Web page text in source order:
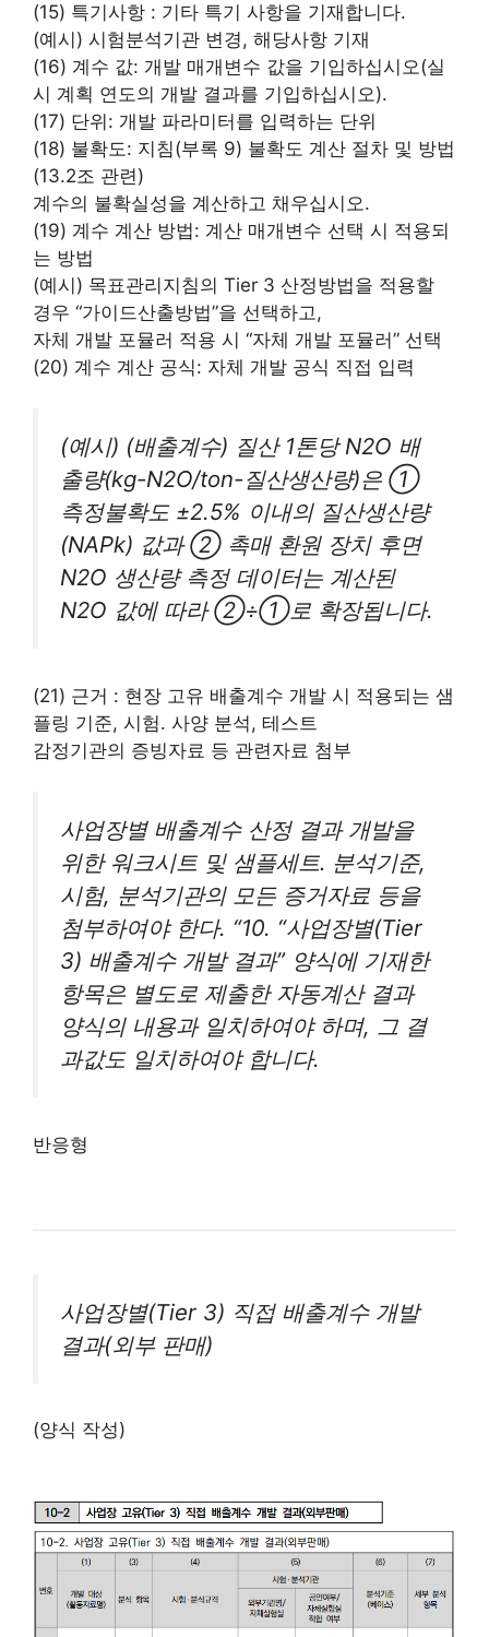
(15) 특기사항 : 기타 특기 사항을 기재합니다.
(예시) 시험분석기관 변경, 해당사항 기재
(16) 계수 값: 개발 매개변수 값을 기입하십시오(실
시 계획 ​​연도의 개발 결과를 기입하십시오).
(17) 단위: 개발 파라미터를 입력하는 단위
(18) 불확도: 지침(부록 9) 불확도 계산 절차 및 방법
(13.2조 관련)
계수의 불확실성을 계산하고 채우십시오.
(19) 계수 계산 방법: 계산 매개변수 선택 시 적용되
는 방법
(예시) 목표관리지침의 Tier 3 산정방법을 적용할
경우 “가이드산출방법”을 선택하고,
자체 개발 포뮬러 적용 시 “자체 개발 포뮬러” 선택
(20) 계수 계산 공식: 자체 개발 공식 직접 입력
(예시) (배출계수) 질산 1톤당 N2O 배
출량(kg-N2O/ton-질산생산량)은 ①
측정불확도 ±2.5% 이내의 질산생산량
(NAPk) 값과 ② 촉매 환원 장치 후면
N2O 생산량 측정 데이터는 계산된
N2O 값에 따라 ②÷①로 확장됩니다.
(21) 근거 : 현장 고유 배출계수 개발 시 적용되는 샘
플링 기준, 시험․ 사양 분석, 테스트
감정기관의 증빙자료 등 관련자료 첨부
사업장별 배출계수 산정 결과 개발을
위한 워크시트 및 샘플세트․ 분석기준,
시험, 분석기관의 모든 증거자료 등을
첨부하여야 한다. “10. “사업장별(Tier
3) 배출계수 개발 결과” 양식에 기재한
항목은 별도로 제출한 자동계산 결과
양식의 내용과 일치하여야 하며, 그 결
과값도 일치하여야 합니다.
반응형
사업장별(Tier 3) 직접 배출계수 개발
결과(외부 판매)
(양식 작성)